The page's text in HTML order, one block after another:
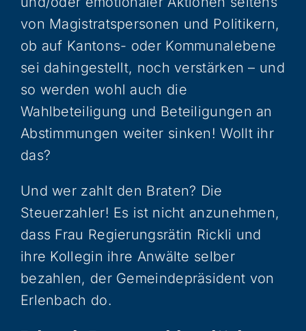
von Magistratspersonen und Politikern,
ob auf Kantons- oder Kommunalebene
sei dahingestellt, noch verstärken – und
so werden wohl auch die
Wahlbeteiligung und Beteiligungen an
Abstimmungen weiter sinken! Wollt ihr
das?
Und wer zahlt den Braten? Die
Steuerzahler! Es ist nicht anzunehmen,
dass Frau Regierungsrätin Rickli und
ihre Kollegin ihre Anwälte selber
bezahlen, der Gemeindepräsident von
Erlenbach do.